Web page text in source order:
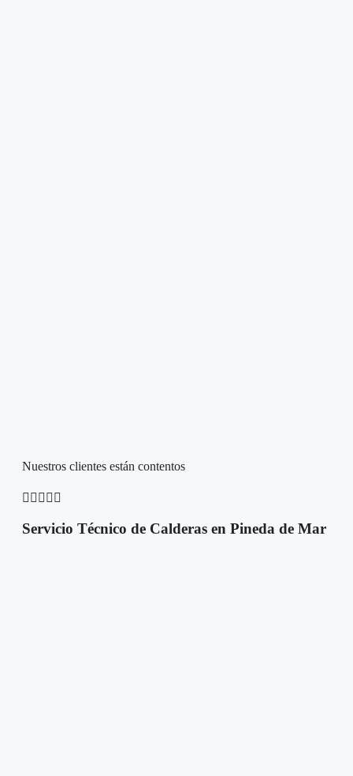
Nuestros clientes están contentos
    
Servicio Técnico de Calderas en Pineda de Mar